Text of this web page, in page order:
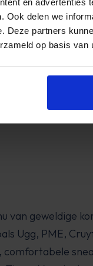
en advertenties
Ook delen we
Deze partners
op basis van
van geweldige
Ugg, PME,